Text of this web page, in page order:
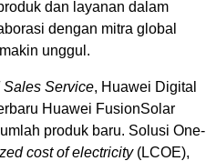
dan layanan dalam
dengan mitra global
unggul.
Service, Huawei Digital
Huawei FusionSolar
produk baru. Solusi One-
cost of electricity(LCOE),